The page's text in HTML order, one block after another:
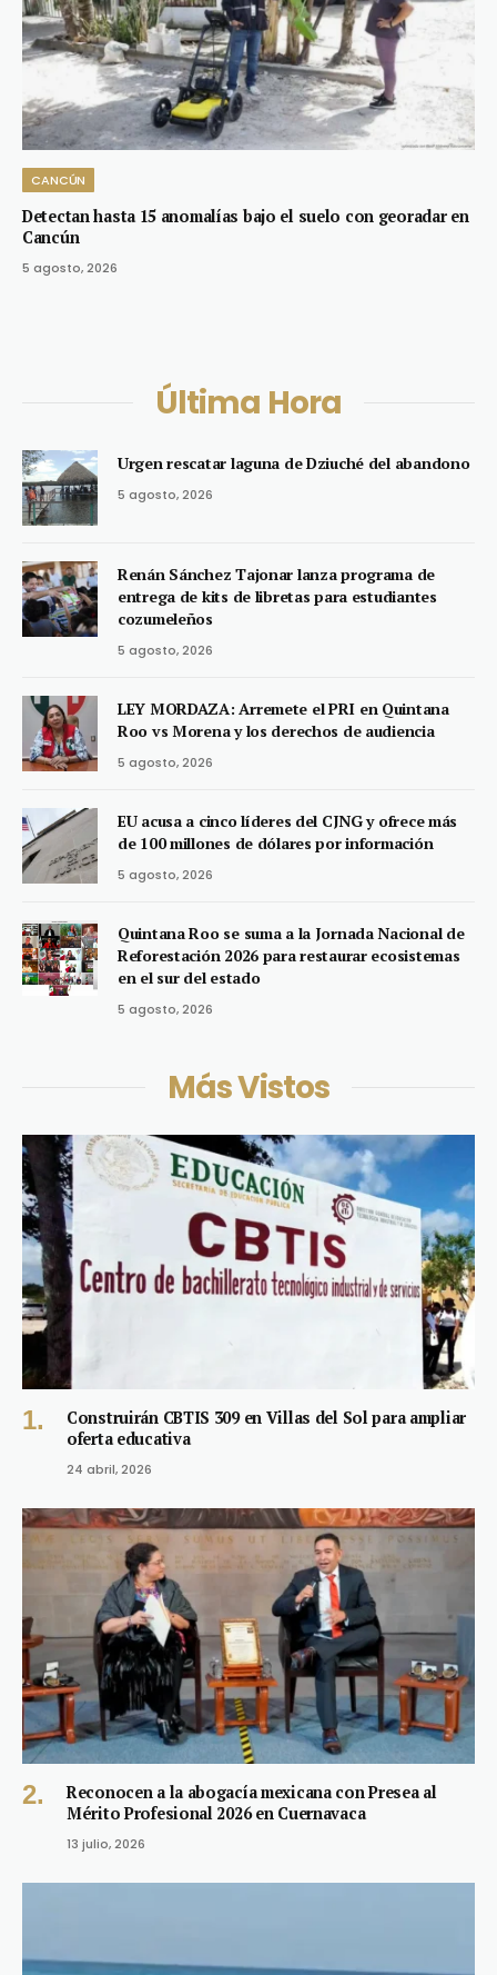
CANCÚN
Detectan hasta 15 anomalías bajo el suelo con georadar en
Cancún
5 agosto, 2026
Última Hora
Urgen rescatar laguna de Dziuché del abandono
5 agosto, 2026
Renán Sánchez Tajonar lanza programa de
entrega de kits de libretas para estudiantes
cozumeleños
5 agosto, 2026
LEY MORDAZA: Arremete el PRI en Quintana
Roo vs Morena y los derechos de audiencia
5 agosto, 2026
EU acusa a cinco líderes del CJNG y ofrece más
de 100 millones de dólares por información
5 agosto, 2026
Quintana Roo se suma a la Jornada Nacional de
Reforestación 2026 para restaurar ecosistemas
en el sur del estado
5 agosto, 2026
Más Vistos
Construirán CBTIS 309 en Villas del Sol para ampliar
oferta educativa
24 abril, 2026
Reconocen a la abogacía mexicana con Presea al
Mérito Profesional 2026 en Cuernavaca
13 julio, 2026